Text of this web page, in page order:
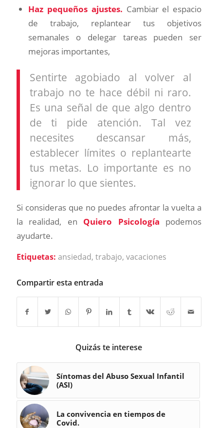
Haz pequeños ajustes. Cambiar el espacio
de trabajo, replantear tus objetivos
semanales o delegar tareas pueden ser
mejoras importantes,
Sentirte agobiado al volver al
trabajo no te hace débil ni raro.
Es una señal de que algo dentro
de ti pide atención. Tal vez
necesites descansar más,
establecer límites o replantearte
tus metas. Lo importante es no
ignorar lo que sientes.
Si consideras que no puedes afrontar la vuelta a
la realidad, en Quiero Psicología podemos
ayudarte.
Etiquetas: ansiedad, trabajo, vacaciones
Compartir esta entrada
Quizás te interese
Síntomas del Abuso Sexual Infantil
(ASI)
La convivencia en tiempos de
Covid.